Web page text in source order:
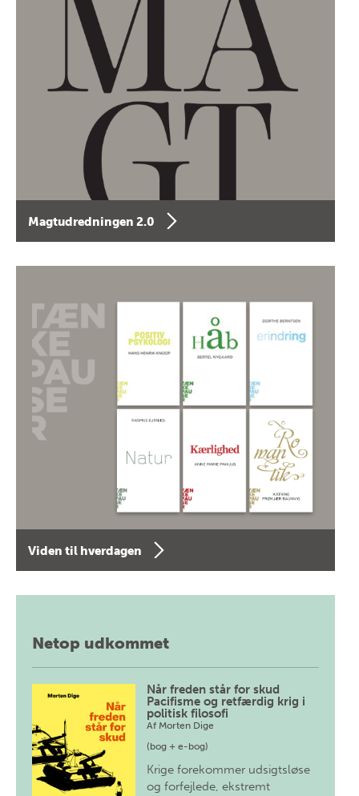
Magtudredningen 2.0
Viden til hverdagen
Netop udkommet
Når freden står for skud
Pacifisme og retfærdig krig i
politisk filosofi
Af Morten Dige
(bog + e-bog)
Krige forekommer udsigtsløse
og forfejlede, ekstremt